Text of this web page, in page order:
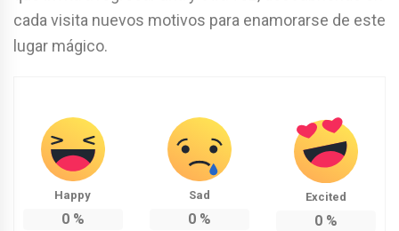
cada visita nuevos motivos para enamorarse de este
lugar mágico.
Happy
0%
Sad
0%
Excited
0%